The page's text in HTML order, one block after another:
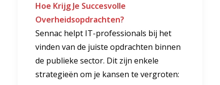
Hoe Krijg Je Succesvolle
Overheidsopdrachten?
Sennac helpt IT-professionals bij het
vinden van de juiste opdrachten binnen
de publieke sector. Dit zijn enkele
strategieën om je kansen te vergroten: